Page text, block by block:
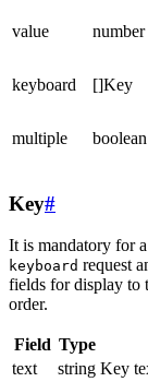
value number
keyboard []Key
multiple boolean
Key#
It is mandatory for
keyboard request
fields for display to
order.
Field Type
text
string Key